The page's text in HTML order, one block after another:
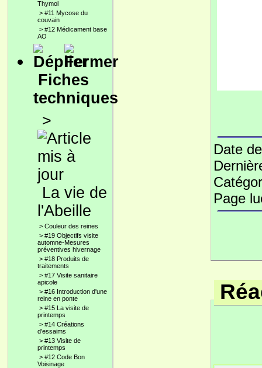
Thymol
> #11 Mycose du
couvain
> #12 Médicament base
AO
Fiches
techniques
>
La vie de
l'Abeille
> Couleur des reines
> #19 Objectifs visite
automne-Mesures
préventives hivernage
> #18 Produits de
traitements
> #17 Visite sanitaire
apicole
> #16 Introduction d'une
reine en ponte
> #15 La visite de
printemps
> #14 Créations
d'essaims
> #13 Visite de
printemps
> #12 Code Bon
Voisinage
Date
Page